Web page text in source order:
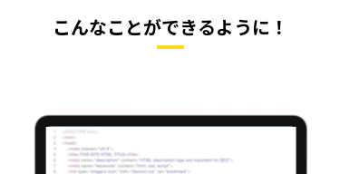
こんなことができるように！